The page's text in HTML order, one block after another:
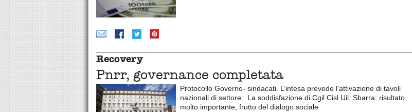
Recovery
Pnrr, governance completata
Protocollo Governo- sindacati. L’intesa prevede l'attivazione di tavoli
nazionali di settore. La soddisfazione di Cgil Cisl Uil. Sbarra: risultato
molto importante, frutto del dialogo sociale